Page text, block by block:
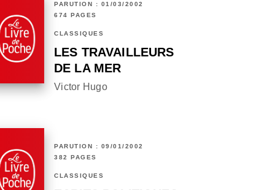
PARUTION : 01/03/2002
674 PAGES
CLASSIQUES
LES TRAVAILLEURS
DE LA MER
Victor Hugo
PARUTION : 09/01/2002
382 PAGES
CLASSIQUES